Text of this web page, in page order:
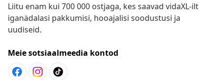
Liitu enam kui 700 000 ostjaga, kes saavad vidaXL-ilt
iganädalasi pakkumisi, hooajalisi soodustusi ja
uudiseid.
Meie sotsiaalmeedia kontod